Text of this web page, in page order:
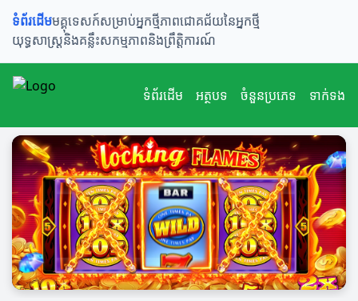
ទំព័រដើមមគ្គុទេសក៍សម្រាប់អ្នកថ្មីភាពជោគជ័យនៃអ្នកថ្មី
យុទ្ធសាស្ត្រនិងគន្លឹះសកម្មភាពនិងព្រឹត្តិការណ៍
ទំព័រដើម អត្ថបទ ចំនួនប្រភេទ ទាក់ទង